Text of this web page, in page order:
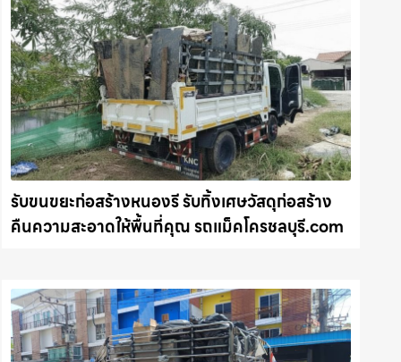
รับขนขยะก่อสร้างหนองรี รับทิ้งเศษวัสดุก่อสร้าง
คืนความสะอาดให้พื้นที่คุณ รถแม็คโครชลบุรี.com